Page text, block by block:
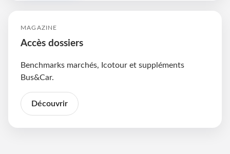
MAGAZINE
Accès dossiers
Benchmarks marchés, Icotour et suppléments
Bus&Car.
Découvrir